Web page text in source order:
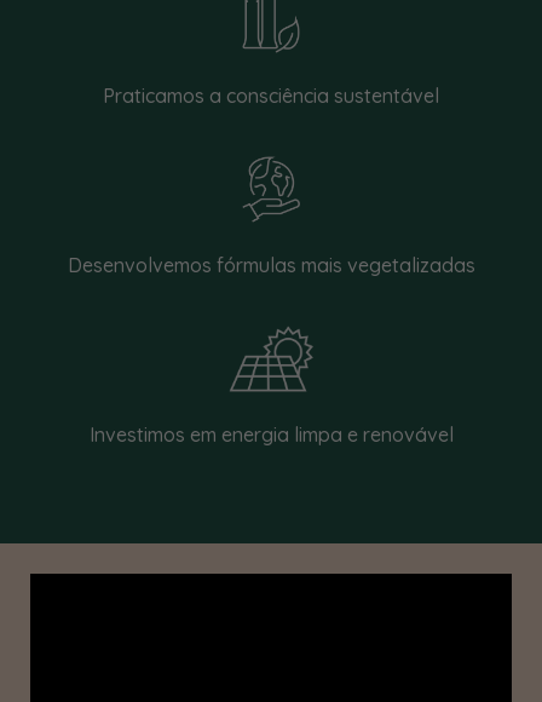
Praticamos a consciência sustentável
Desenvolvemos fórmulas mais vegetalizadas
Investimos em energia limpa e renovável